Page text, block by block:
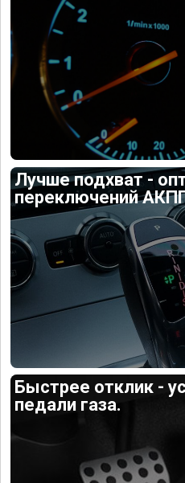
Лучше подхват -
переключений
Быстрее отклик -
педали газа.